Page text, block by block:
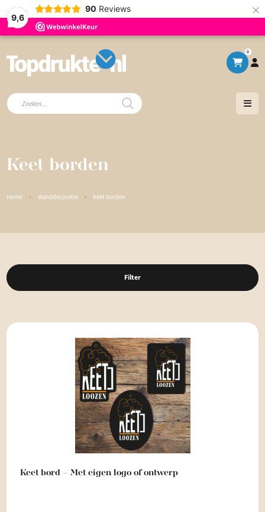
9,6
90 Reviews ×
0
Producten
zoeken
Keet borden
Home · Wanddecoratie · Keet borden
Filter
Keet bord – Met eigen logo of ontwerp